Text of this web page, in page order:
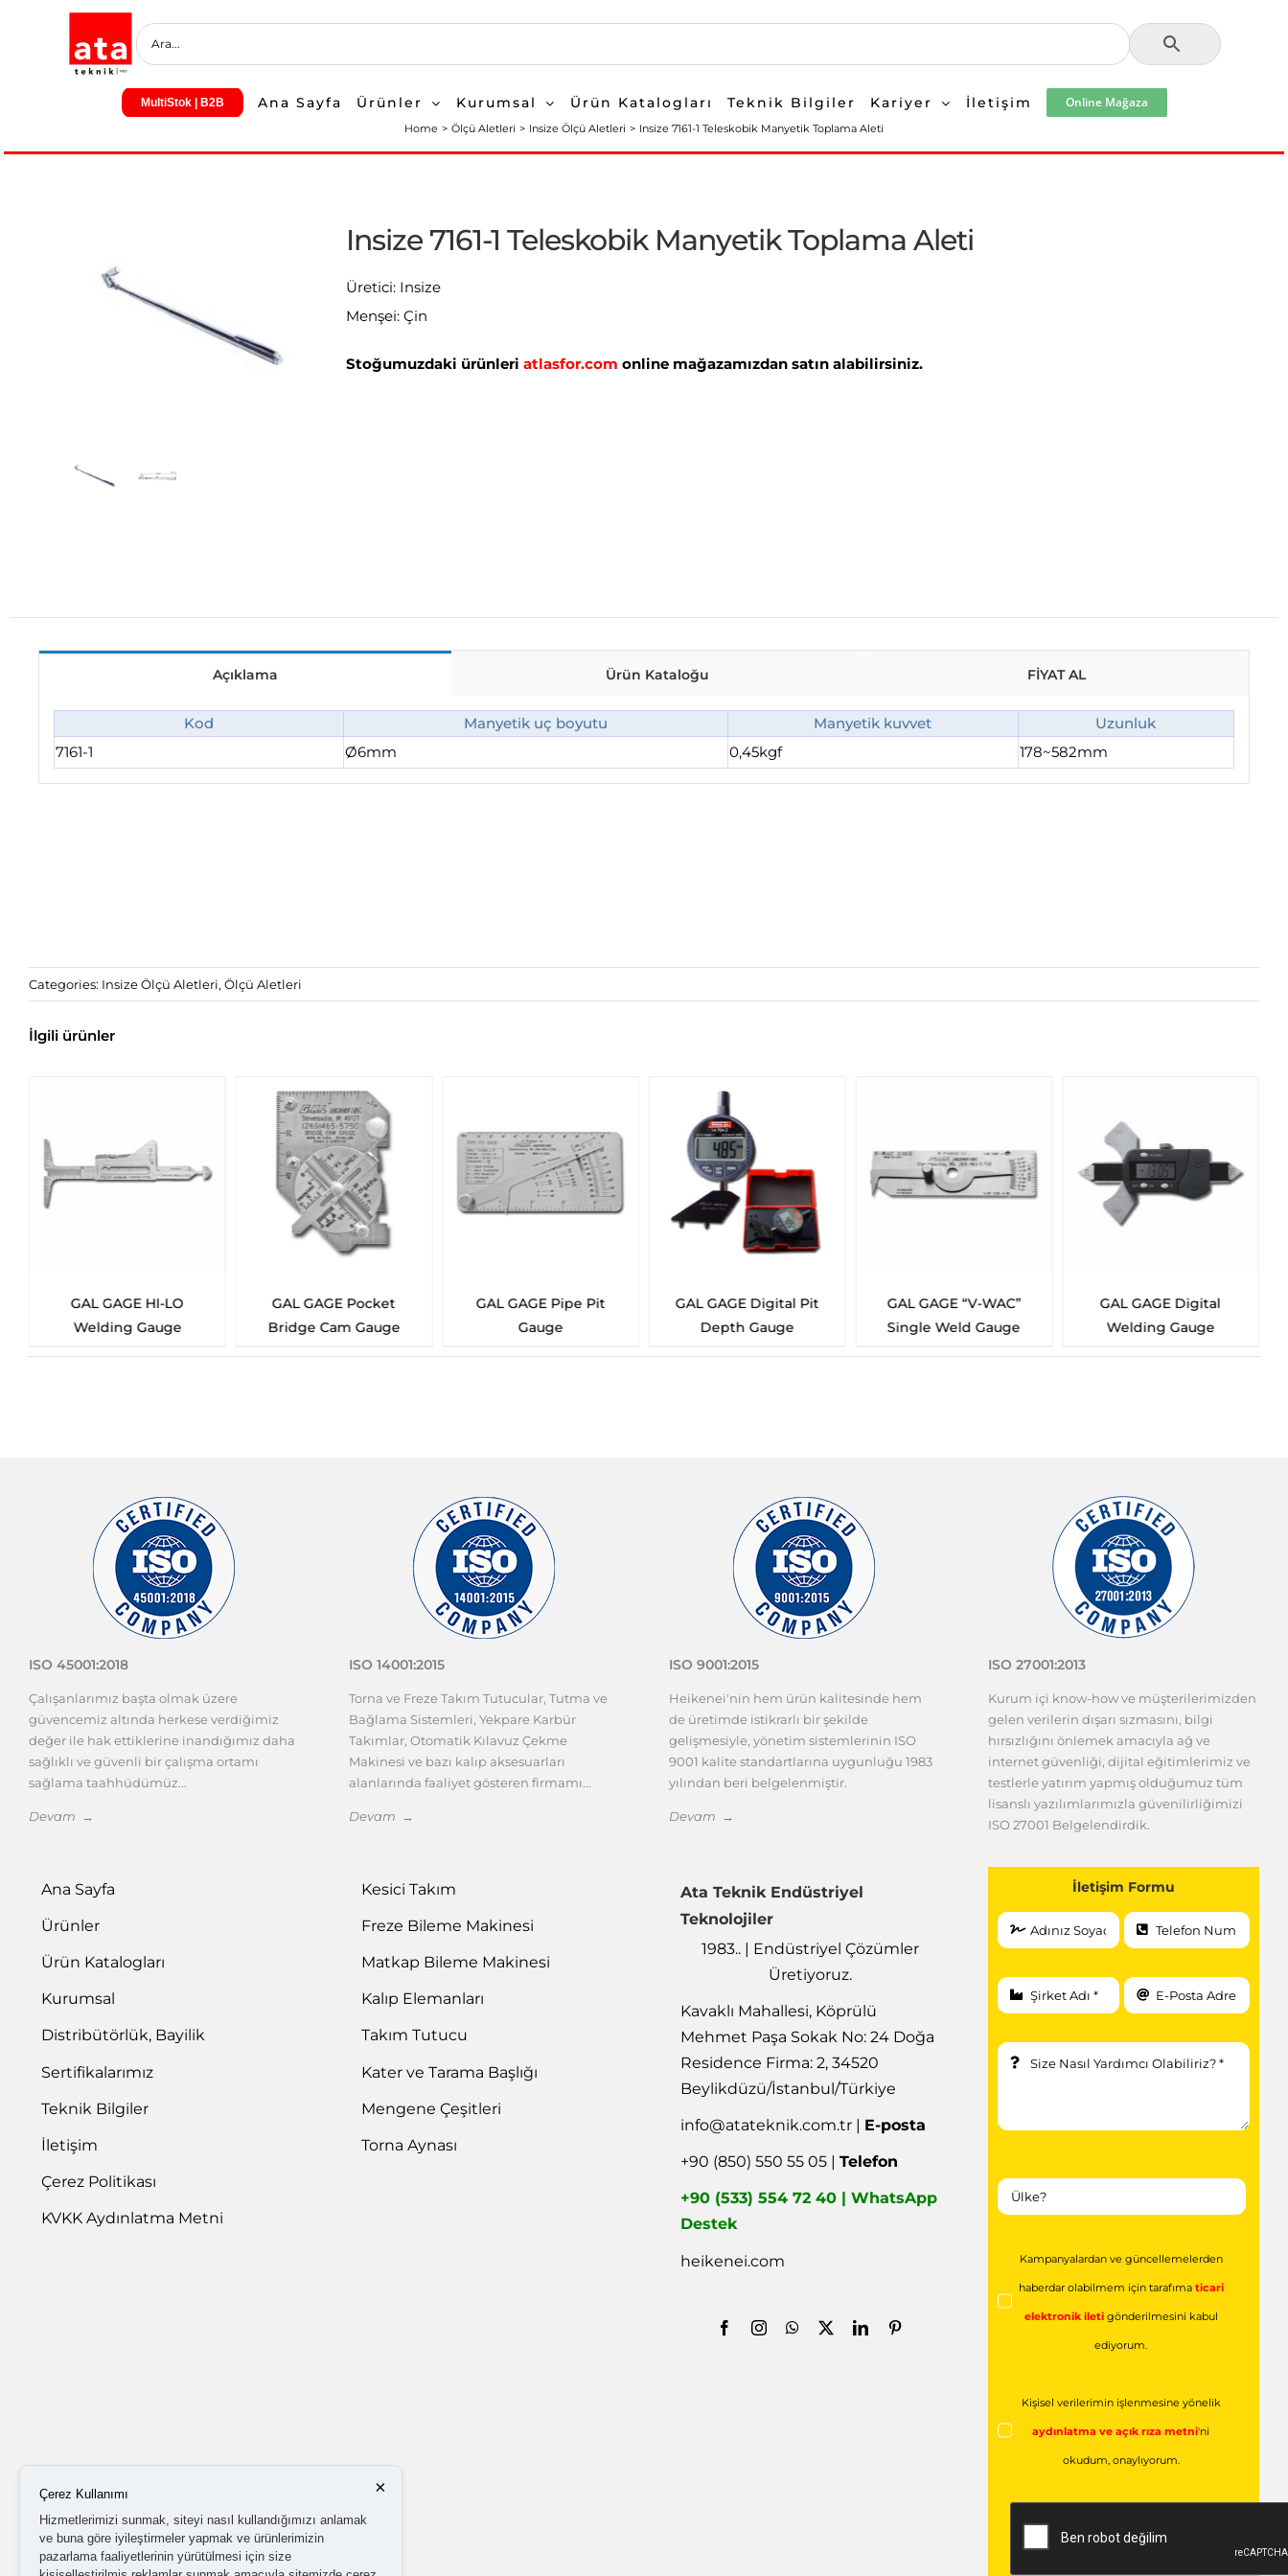
MultiStok | B2B Ana Sayfa Ürünler Kurumsal Ürün Katalogları Teknik Bilgiler Kariyer İletişim Online Mağaza
Home Ölçü Aletleri Insize Ölçü Aletleri Insize 7161-1 Teleskobik Manyetik Toplama Aleti
Insize 7161-1 Teleskobik Manyetik Toplama Aleti
Üretici: Insize
Menşei: Çin
Stoğumuzdaki ürünleri atlasfor.com online mağazamızdan satın alabilirsiniz.
Açıklama Ürün Kataloğu FİYAT AL
Kod Manyetik uç boyutu Manyetik kuvvet
Uzunluk
7161-1
Ø6mm 0,45kgf 178~582mm
Categories: Insize Ölçü Aletleri, Ölçü Aletleri
İlgili ürünler
GAL GAGE Pocket
Bridge Cam Gauge
GAL GAGE Pipe Pit
Gauge
GAL GAGE Digital Pit
Depth Gauge
GAL GAGE “V-WAC”
Single Weld Gauge
GAL GAGE Digital
Welding Gauge
GAL GAGE HI-LO
Welding Gauge
ISO 45001:2018
Çalışanlarımız başta olmak üzere
güvencemiz altında herkese verdiğimiz
değer ile hak ettiklerine inandığımız daha
sağlıklı ve güvenli bir çalışma ortamı
sağlama taahhüdümüz...
Devam →
ISO 14001:2015
Torna ve Freze Takım Tutucular, Tutma ve
Bağlama Sistemleri, Yekpare Karbür
Takımlar, Otomatik Kılavuz Çekme
Makinesi ve bazı kalıp aksesuarları
alanlarında faaliyet gösteren firmamı...
Devam →
ISO 9001:2015
Heikenei'nin hem ürün kalitesinde hem
de üretimde istikrarlı bir şekilde
gelişmesiyle, yönetim sistemlerinin ISO
9001 kalite standartlarına uygunluğu 1983
yılından beri belgelenmiştir.
Devam →
ISO 27001:2013
Kurum içi know-how ve müşterilerimizden
gelen verilerin dışarı sızmasını, bilgi
hırsızlığını önlemek amacıyla ağ ve
internet güvenliği, dijital eğitimlerimiz ve
testlerle yatırım yapmış olduğumuz tüm
lisanslı yazılımlarımızla güvenilirliğimizi
ISO 27001 Belgelendirdik.
Ana Sayfa
Ürünler
Ürün Katalogları
Kurumsal
Distribütörlük, Bayilik
Sertifikalarımız
Teknik Bilgiler
İletişim
Çerez Politikası
KVKK Aydınlatma Metni
Kesici Takım
Freze Bileme Makinesi
Matkap Bileme Makinesi
Kalıp Elemanları
Takım Tutucu
Kater ve Tarama Başlığı
Mengene Çeşitleri
Torna Aynası
Ata Teknik Endüstriyel
Teknolojiler
1983.. | Endüstriyel Çözümler
Üretiyoruz.
Kavaklı Mahallesi, Köprülü
Mehmet Paşa Sokak No: 24 Doğa
Residence Firma: 2, 34520
Beylikdüzü/İstanbul/Türkiye
info@atateknik.com.tr | E-posta
+90 (850) 550 55 05 |Telefon
+90 (533) 554 72 40 | WhatsApp
Destek
heikenei.com
İletişim Formu
Kampanyalardan ve güncellemelerden
haberdar olabilmem için tarafıma ticari
elektronik ileti gönderilmesini kabul
ediyorum.
Kişisel verilerimin işlenmesine yönelik
aydınlatma ve açık rıza metni'ni
okudum, onaylıyorum.
×
Çerez Kullanımı
Hizmetlerimizi sunmak, siteyi nasıl kullandığımızı anlamak
ve buna göre iyileştirmeler yapmak ve ürünlerimizin
pazarlama faaliyetlerinin yürütülmesi için size